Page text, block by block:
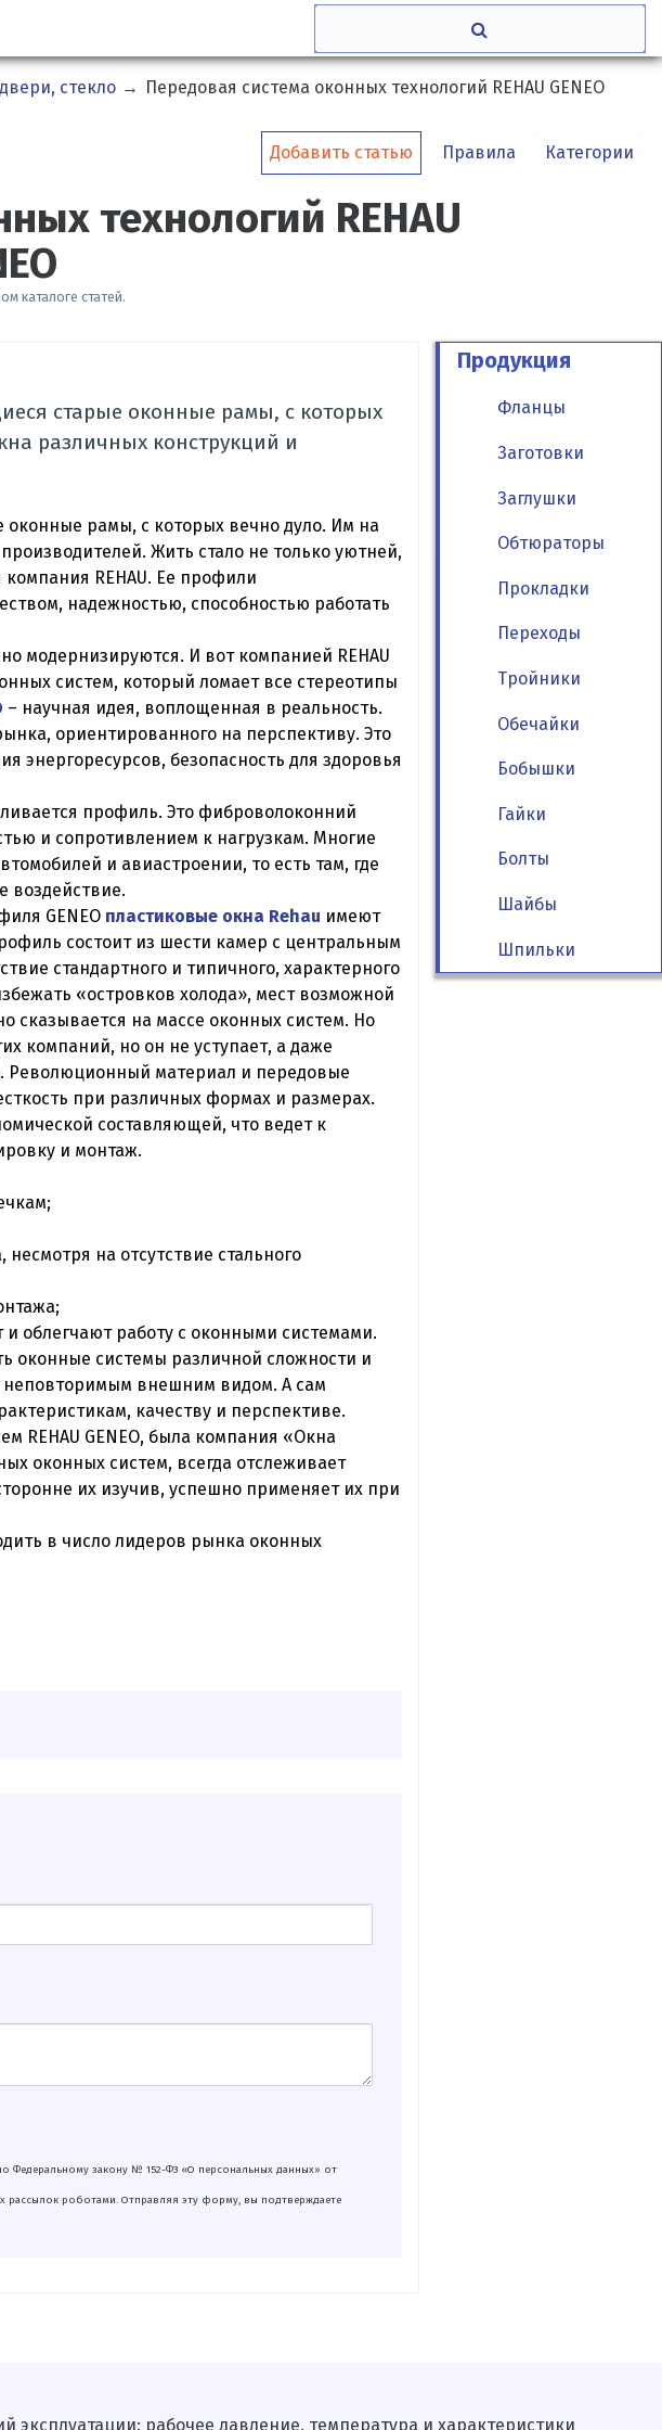
стекло → Передовая система оконных технологий REHAU GENEO
Добавить статью Правила Категории
технологий REHAU
каталоге статей.
старые оконные рамы, с которых
различных конструкций и
рамы, с которых вечно дуло. Им на
Жить стало не только уютней,
REHAU. Ее профили
надежностью, способностью работать
модернизируются. И вот компанией REHAU
систем, который ломает все стереотипы
– научная идея, воплощенная в реальность.
ориентированного на перспективу. Это
энергоресурсов, безопасность для здоровья
профиль. Это фиброволоконний
и сопротивлением к нагрузкам. Многие
и авиастроении, то есть там, где
воздействие.
GENEO пластиковые окна Rehau имеют
состоит из шести камер с центральным
стандартного и типичного, характерного
«островков холода», мест возможной
сказывается на массе оконных систем. Но
компаний, но он не уступает, а даже
Революционный материал и передовые
при различных формах и размерах.
составляющей, что ведет к
и монтаж.
на отсутствие стального
облегчают работу с оконными системами.
оконные системы различной сложности и
неповторимым внешним видом. А сам
качеству и перспективе.
REHAU GENEO, была компания «Окна
оконных систем, всегда отслеживает
их изучив, успешно применяет их при
в число лидеров рынка оконных
Федеральному закону № 152-ФЗ «О персональных данных» от
рассылок роботами. Отправляя эту форму, вы подтверждаете
Продукция
Фланцы
Заготовки
Заглушки
Обтюраторы
Прокладки
Переходы
Тройники
Обечайки
Бобышки
Гайки
Болты
Шайбы
Шпильки
рабочее давле­ние, температура и характеристики